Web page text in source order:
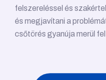
felszereléssel és
és megjavítani a
csőtörés gyanúja merül